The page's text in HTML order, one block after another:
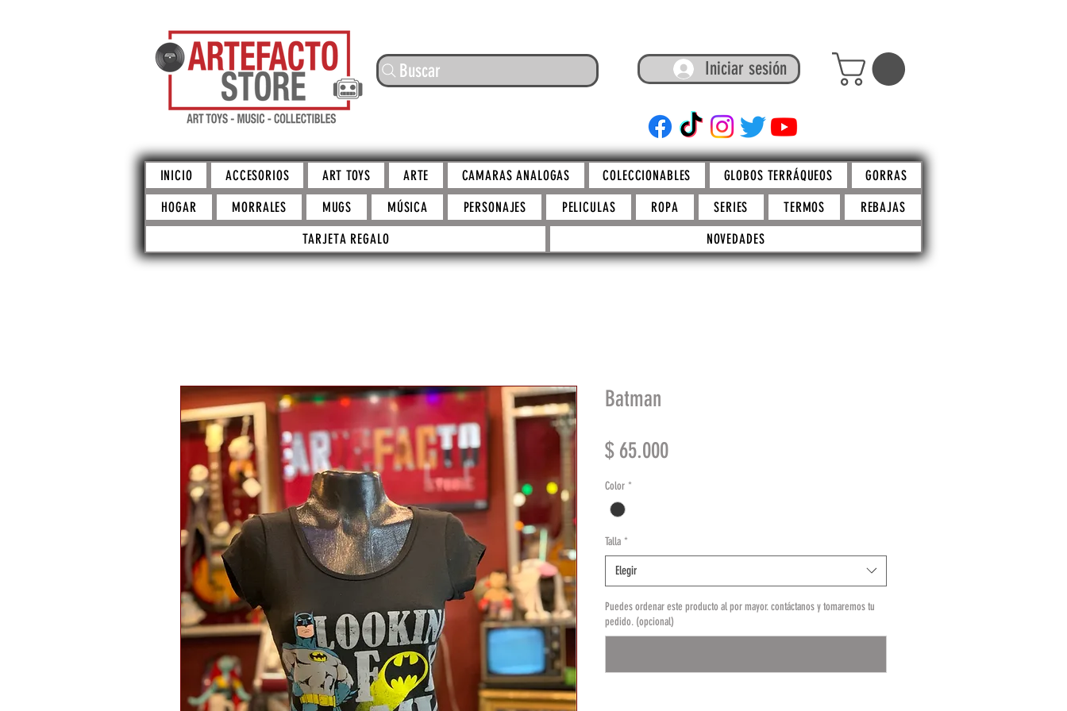
Buscar Iniciar sesión
ARTEFACTO STORE
INICIO ACCESORIOS ART TOYS ARTE CAMARAS ANALOGAS COLECCIONABLES GLOBOS TERRÁQUEOS
GORRAS
HOGAR
MORRALES MUGS MÚSICA PERSONAJES PELICULAS ROPA SERIES TERMOS
REBAJAS
TARJETA REGALO
NOVEDADES
Batman
$ 65.000Precio
Color *
Talla *
Elegir
Puedes ordenar este producto al por mayor. contáctanos y tomaremos tu
pedido. (opcional)